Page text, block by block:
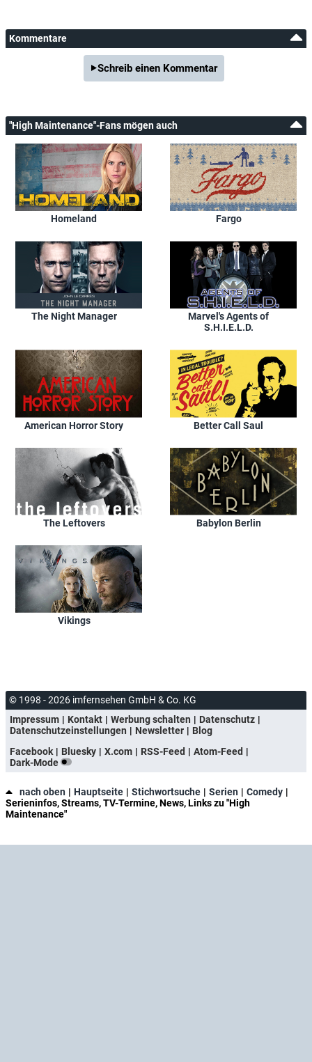
Kommentare
Schreib einen Kommentar
"High Maintenance"-Fans mögen auch
Homeland Fargo
The Night Manager
Marvel's Agents of
S.H.I.E.L.D.
American Horror Story Better Call Saul
The Leftovers Babylon Berlin
Vikings
© 1998 - 2026 imfernsehen GmbH & Co. KG
Impressum
Kontakt Werbung schalten
Datenschutz
Datenschutzeinstellungen
Newsletter
Blog
Facebook
Bluesky X.com RSS-Feed
Atom-Feed
Dark-Mode
nach oben Hauptseite Stichwortsuche Serien
Comedy
Serieninfos, Streams, TV-Termine, News, Links zu "High
Maintenance"